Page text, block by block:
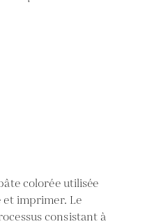
colorée utilisée
imprimer. Le
consistant à